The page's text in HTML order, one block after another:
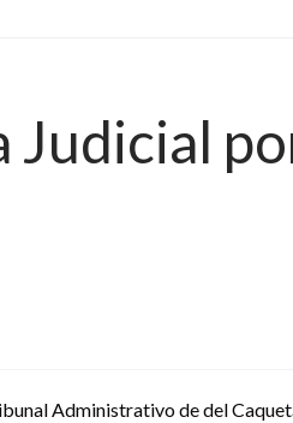
Judicial
Administrativo de del